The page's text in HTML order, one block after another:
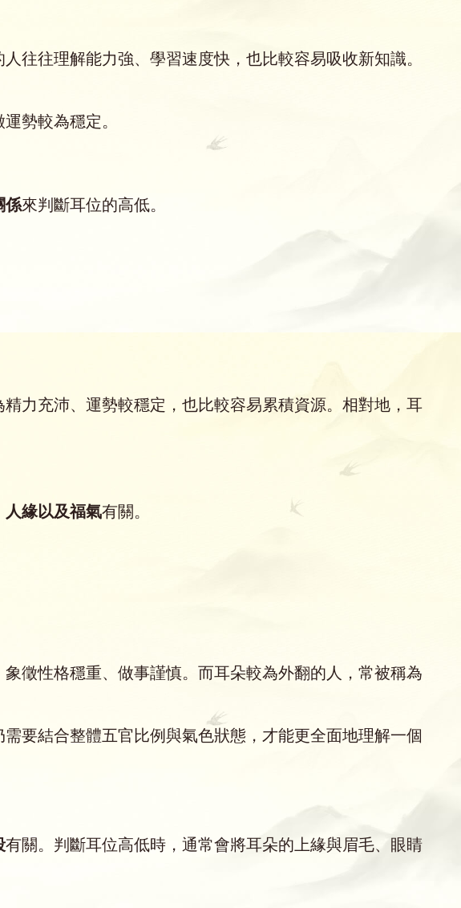
往往理解能力強、學習速度快，也比較容易吸收新知識。
勢較為穩定。
係來判斷耳位的高低。
力充沛、運勢較穩定，也比較容易累積資源。相對地，耳
人緣以及福氣有關。
象徵性格穩重、做事謹慎。而耳朵較為外翻的人，常被稱為
要結合整體五官比例與氣色狀態，才能更全面地理解一個
有關。判斷耳位高低時，通常會將耳朵的上緣與眉毛、眼睛